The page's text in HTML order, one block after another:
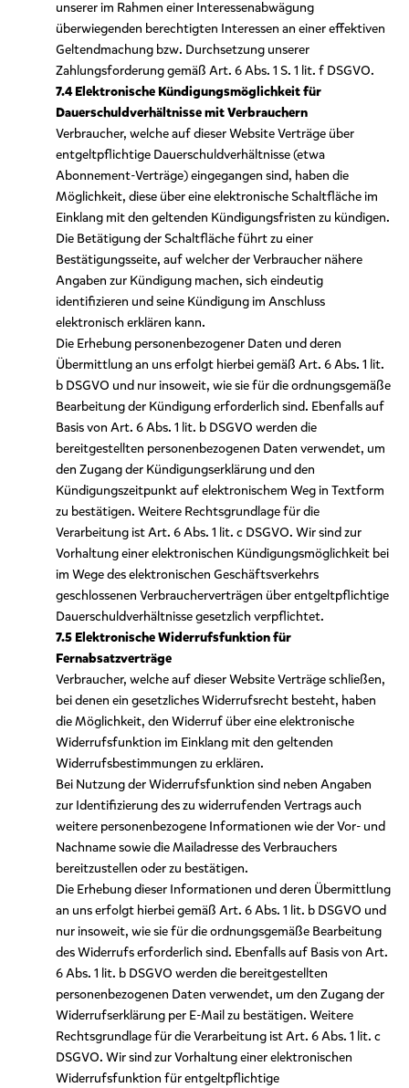
unserer im Rahmen einer Interessenabwägung
überwiegenden berechtigten Interessen an einer effektiven
Geltendmachung bzw. Durchsetzung unserer
Zahlungsforderung gemäß Art. 6 Abs. 1 S. 1 lit. f DSGVO.
7.4 Elektronische Kündigungsmöglichkeit für
Dauerschuldverhältnisse mit Verbrauchern
Verbraucher, welche auf dieser Website Verträge über
entgeltpflichtige Dauerschuldverhältnisse (etwa
Abonnement-Verträge) eingegangen sind, haben die
Möglichkeit, diese über eine elektronische Schaltfläche im
Einklang mit den geltenden Kündigungsfristen zu kündigen.
Die Betätigung der Schaltfläche führt zu einer
Bestätigungsseite, auf welcher der Verbraucher nähere
Angaben zur Kündigung machen, sich eindeutig
identifizieren und seine Kündigung im Anschluss
elektronisch erklären kann.
Die Erhebung personenbezogener Daten und deren
Übermittlung an uns erfolgt hierbei gemäß Art. 6 Abs. 1 lit.
b DSGVO und nur insoweit, wie sie für die ordnungsgemäße
Bearbeitung der Kündigung erforderlich sind. Ebenfalls auf
Basis von Art. 6 Abs. 1 lit. b DSGVO werden die
bereitgestellten personenbezogenen Daten verwendet, um
den Zugang der Kündigungserklärung und den
Kündigungszeitpunkt auf elektronischem Weg in Textform
zu bestätigen. Weitere Rechtsgrundlage für die
Verarbeitung ist Art. 6 Abs. 1 lit. c DSGVO. Wir sind zur
Vorhaltung einer elektronischen Kündigungsmöglichkeit bei
im Wege des elektronischen Geschäftsverkehrs
geschlossenen Verbraucherverträgen über entgeltpflichtige
Dauerschuldverhältnisse gesetzlich verpflichtet.
7.5 Elektronische Widerrufsfunktion für
Fernabsatzverträge
Verbraucher, welche auf dieser Website Verträge schließen,
bei denen ein gesetzliches Widerrufsrecht besteht, haben
die Möglichkeit, den Widerruf über eine elektronische
Widerrufsfunktion im Einklang mit den geltenden
Widerrufsbestimmungen zu erklären.
Bei Nutzung der Widerrufsfunktion sind neben Angaben
zur Identifizierung des zu widerrufenden Vertrags auch
weitere personenbezogene Informationen wie der Vor- und
Nachname sowie die Mailadresse des Verbrauchers
bereitzustellen oder zu bestätigen.
Die Erhebung dieser Informationen und deren Übermittlung
an uns erfolgt hierbei gemäß Art. 6 Abs. 1 lit. b DSGVO und
nur insoweit, wie sie für die ordnungsgemäße Bearbeitung
des Widerrufs erforderlich sind. Ebenfalls auf Basis von Art.
6 Abs. 1 lit. b DSGVO werden die bereitgestellten
personenbezogenen Daten verwendet, um den Zugang der
Widerrufserklärung per E-Mail zu bestätigen. Weitere
Rechtsgrundlage für die Verarbeitung ist Art. 6 Abs. 1 lit. c
DSGVO. Wir sind zur Vorhaltung einer elektronischen
Widerrufsfunktion für entgeltpflichtige